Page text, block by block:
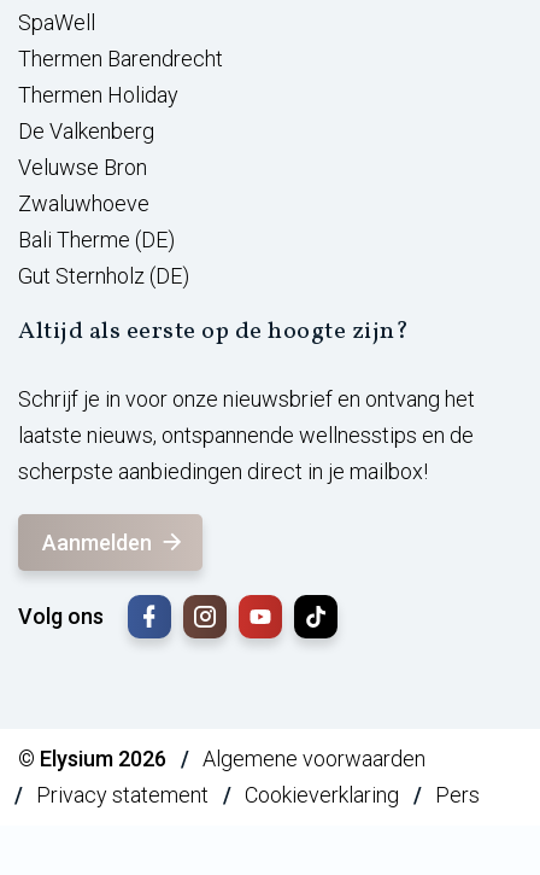
SpaWell
Thermen Barendrecht
Thermen Holiday
De Valkenberg
Veluwse Bron
Zwaluwhoeve
Bali Therme (DE)
Gut Sternholz (DE)
Altijd als eerste op de hoogte zijn?
Schrijf je in voor onze nieuwsbrief en ontvang het
laatste nieuws, ontspannende wellnesstips en de
scherpste aanbiedingen direct in je mailbox!
Aanmelden
Volg ons
© Elysium 2026
Algemene voorwaarden
Privacy statement
Cookieverklaring Pers